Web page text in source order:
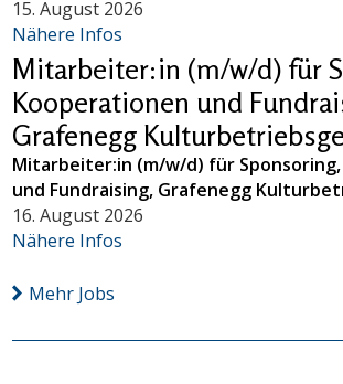
15. August 2026
Nähere Infos
Mitarbeiter:in (m/w/d) für
Kooperationen und
Grafenegg
Mitarbeiter:in (m/w/d) für
und Fundraising, Grafenegg
16. August 2026
Nähere Infos
Mehr Jobs